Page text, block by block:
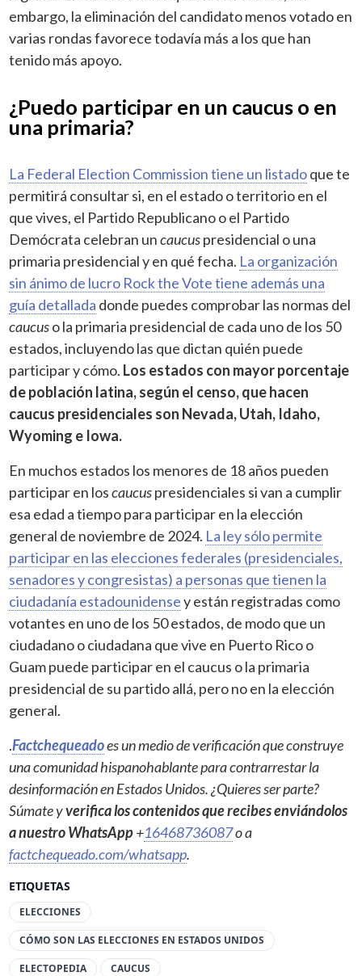
ETIQUETAS
ELECCIONES
CÓMO SON LAS ELECCIONES EN ESTADOS UNIDOS
ELECTOPEDIA CAUCUS
embargo, la eliminación del candidato menos votado en
varias rondas favorece todavía más a los que han
tenido más apoyo.
¿Puedo participar en un caucus o en
una primaria?
La Federal Election Commission tiene un listadoque te
permitirá consultar si, en el estado o territorio en el
que vives, el Partido Republicano o el Partido
Demócrata celebran uncaucuspresidencial o una
primaria presidencial y en qué fecha. La organización
sin ánimo de lucro Rock the Vote tiene además una
guía detallada donde puedes comprobar las normas del
caucuso la primaria presidencial de cada uno de los 50
estados, incluyendo las que dictan quién puede
participar y cómo. Los estados con mayor porcentaje
de población latina, según el censo, que hacen
caucus presidenciales son Nevada, Utah, Idaho,
Wyoming e Iowa.
En muchos estados los menores de 18 años pueden
participar en loscaucuspresidenciales si van a cumplir
esa edad a tiempo para participar en la elección
general de noviembre de 2024. La ley sólo permite
participar en las elecciones federales (presidenciales,
senadores y congresistas) a personas que tienen la
ciudadanía estadounidensey están registradas como
votantes en uno de los 50 estados, de modo que un
ciudadano o ciudadana que vive en Puerto Rico o
Guam puede participar en el caucus o la primaria
presidencial de su partido allá, pero no en la elección
general.
.Factchequeadoes un medio de verificación que construye
una comunidad hispanohablante para contrarrestar la
desinformación en Estados Unidos. ¿Quieres ser parte?
Súmate yverifica los contenidos que recibes enviándolos
a nuestro WhatsApp+16468736087o a
factchequeado.com/whatsapp.